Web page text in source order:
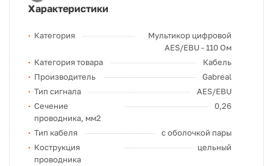
Характеристики
Категория
Мультикор цифровой
AES/EBU - 110 Ом
Категория товара
Кабель
Производитель
Gabreal
Тип сигнала
AES/EBU
Сечение
проводника, мм2
0,26
Тип кабеля
с оболочкой пары
Кострукция
проводника
цельный